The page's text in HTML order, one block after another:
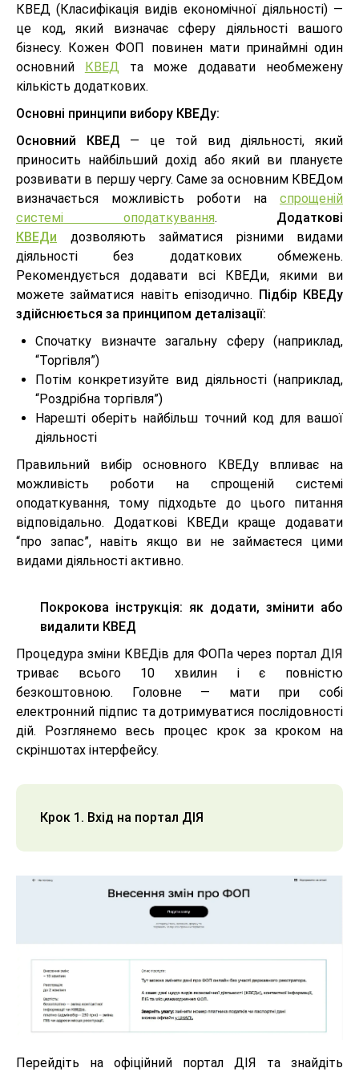
КВЕД (Класифікація видів економічної діяльності) —
це код, який визначає сферу діяльності вашого
бізнесу. Кожен ФОП повинен мати принаймні один
основний
КВЕДта може додавати необмежену
кількість додаткових.
Основні принципи вибору КВЕДу:
Основний КВЕД — це той вид діяльності, який
приносить найбільший дохід або який ви плануєте
розвивати в першу чергу. Саме за основним КВЕДом
визначається можливість роботи на спрощеній
системі оподаткування. Додаткові
КВЕДи
дозволяють займатися різними видами
діяльності без додаткових обмежень.
Рекомендується додавати всі КВЕДи, якими ви
можете займатися навіть епізодично. Підбір КВЕДу
здійснюється за принципом деталізації:
Спочатку визначте загальну сферу (наприклад,
“Торгівля”)
Потім конкретизуйте вид діяльності (наприклад,
“Роздрібна торгівля”)
Нарешті оберіть найбільш точний код для вашої
діяльності
Правильний вибір основного КВЕДу впливає на
можливість роботи на спрощеній системі
оподаткування, тому підходьте до цього питання
відповідально. Додаткові КВЕДи краще додавати
“про запас”, навіть якщо ви не займаєтеся цими
видами діяльності активно.
Покрокова інструкція: як додати, змінити або
видалити КВЕД
Процедура зміни КВЕДів для ФОПа через портал ДІЯ
триває всього 10 хвилин і є повністю
безкоштовною. Головне — мати при собі
електронний підпис та дотримуватися послідовності
дій. Розглянемо весь процес крок за кроком на
скріншотах інтерфейсу.
Крок 1. Вхід на портал ДІЯ
Перейдіть на офіційний портал ДІЯ та знайдіть